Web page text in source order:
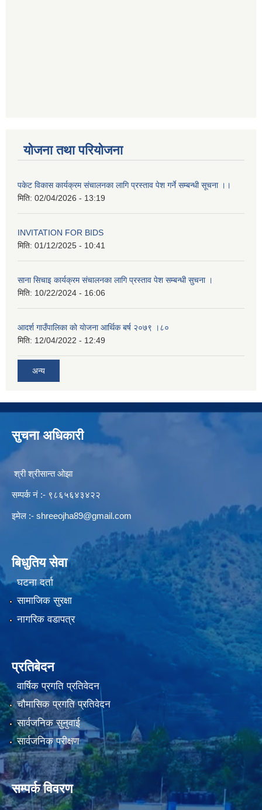
योजना तथा परियोजना
पकेट विकास कार्यक्रम संचालनका लागि प्रस्ताव पेश गर्ने सम्बन्धी सूचना ।।
मिति: 02/04/2026 - 13:19
INVITATION FOR BIDS
मिति: 01/12/2025 - 10:41
साना सिचाइ कार्यक्रम संचालनका लागि प्रस्ताव पेश सम्बन्धी सुचना ।
मिति: 10/22/2024 - 16:06
आदर्श गाउँपालिका काे याेजना आर्थिक बर्ष २०७९ ।८०
मिति: 12/04/2022 - 12:49
अन्य
सुचना अधिकारी
श्री श्रीसान्त ओझा
सम्पर्क नं :- ९८६५६४३४२२
इमेल :- shreeojha89@gmail.com
बिधुतिय सेवा
घटना दर्ता
सामाजिक सुरक्षा
नागरिक वडापत्र
प्रतिबेदन
वार्षिक प्रगति प्रतिवेदन
चौमासिक प्रगति प्रतिवेदन
सार्वजनिक सुनुवाई
सार्वजनिक परीक्षण
सम्पर्क विवरण